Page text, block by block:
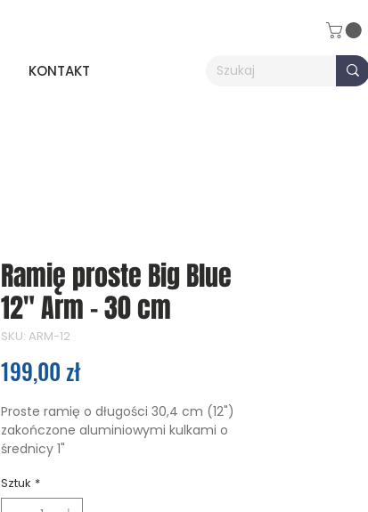
KONTAKT
Ramię proste Big Blue
12" Arm - 30 cm
SKU: ARM-12
199,00 złCena
Proste ramię o długości 30,4 cm (12")
zakończone aluminiowymi kulkami o
średnicy 1"
Sztuk *